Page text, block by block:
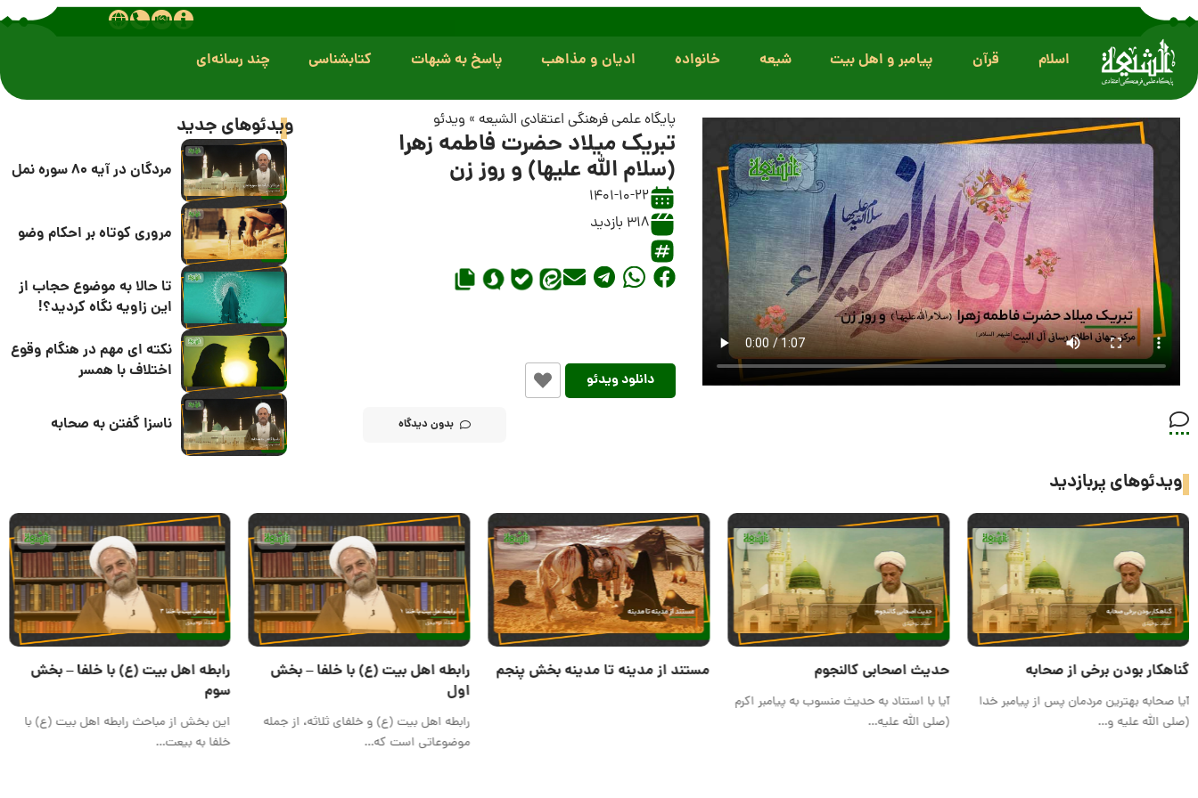
اسلام قرآن پیامبر و اهل بیت شیعه خانواده ادیان و مذاهب پاسخ به شبهات کتابشناسی چند رسانه‌ای
پایگاه علمی فرهنگی اعتقادی الشیعه » ویدئو
تبریک میلاد حضرت فاطمه زهرا
(سلام الله علیها) و روز زن
1401-10-22
318 بازدید
دانلود ویدئو
بدون دیدگاه
ویدئوهای جدید
مردگان در آیه 80 سوره نمل
مروری کوتاه بر احکام وضو
تا حالا به موضوع حجاب از
این زاویه نگاه کردید؟!
نکته ای مهم در هنگام وقوع
اختلاف با همسر
ناسزا گفتن به صحابه
ویدئوهای پربازدید
گناهکار بودن برخی از صحابه
آیا صحابه بهترین مردمان پس از پیامبر خدا
(صلی الله علیه و…
حدیث اصحابی کالنجوم
آیا با استناد به حدیث منسوب به پیامبر اکرم
(صلی الله علیه…
مستند از مدینه تا مدینه بخش پنجم
رابطه اهل بیت (ع) با خلفا – بخش
اول
رابطه اهل بیت (ع) و خلفای ثلاثه، از جمله
موضوعاتی است که…
رابطه اهل بیت (ع) با خلفا – بخش
سوم
این بخش از مباحث رابطه اهل بیت (ع) با
خلفا به بیعت…